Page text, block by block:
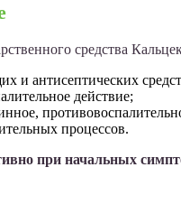
средства
антисептических
действие;
процессов.
при начальных